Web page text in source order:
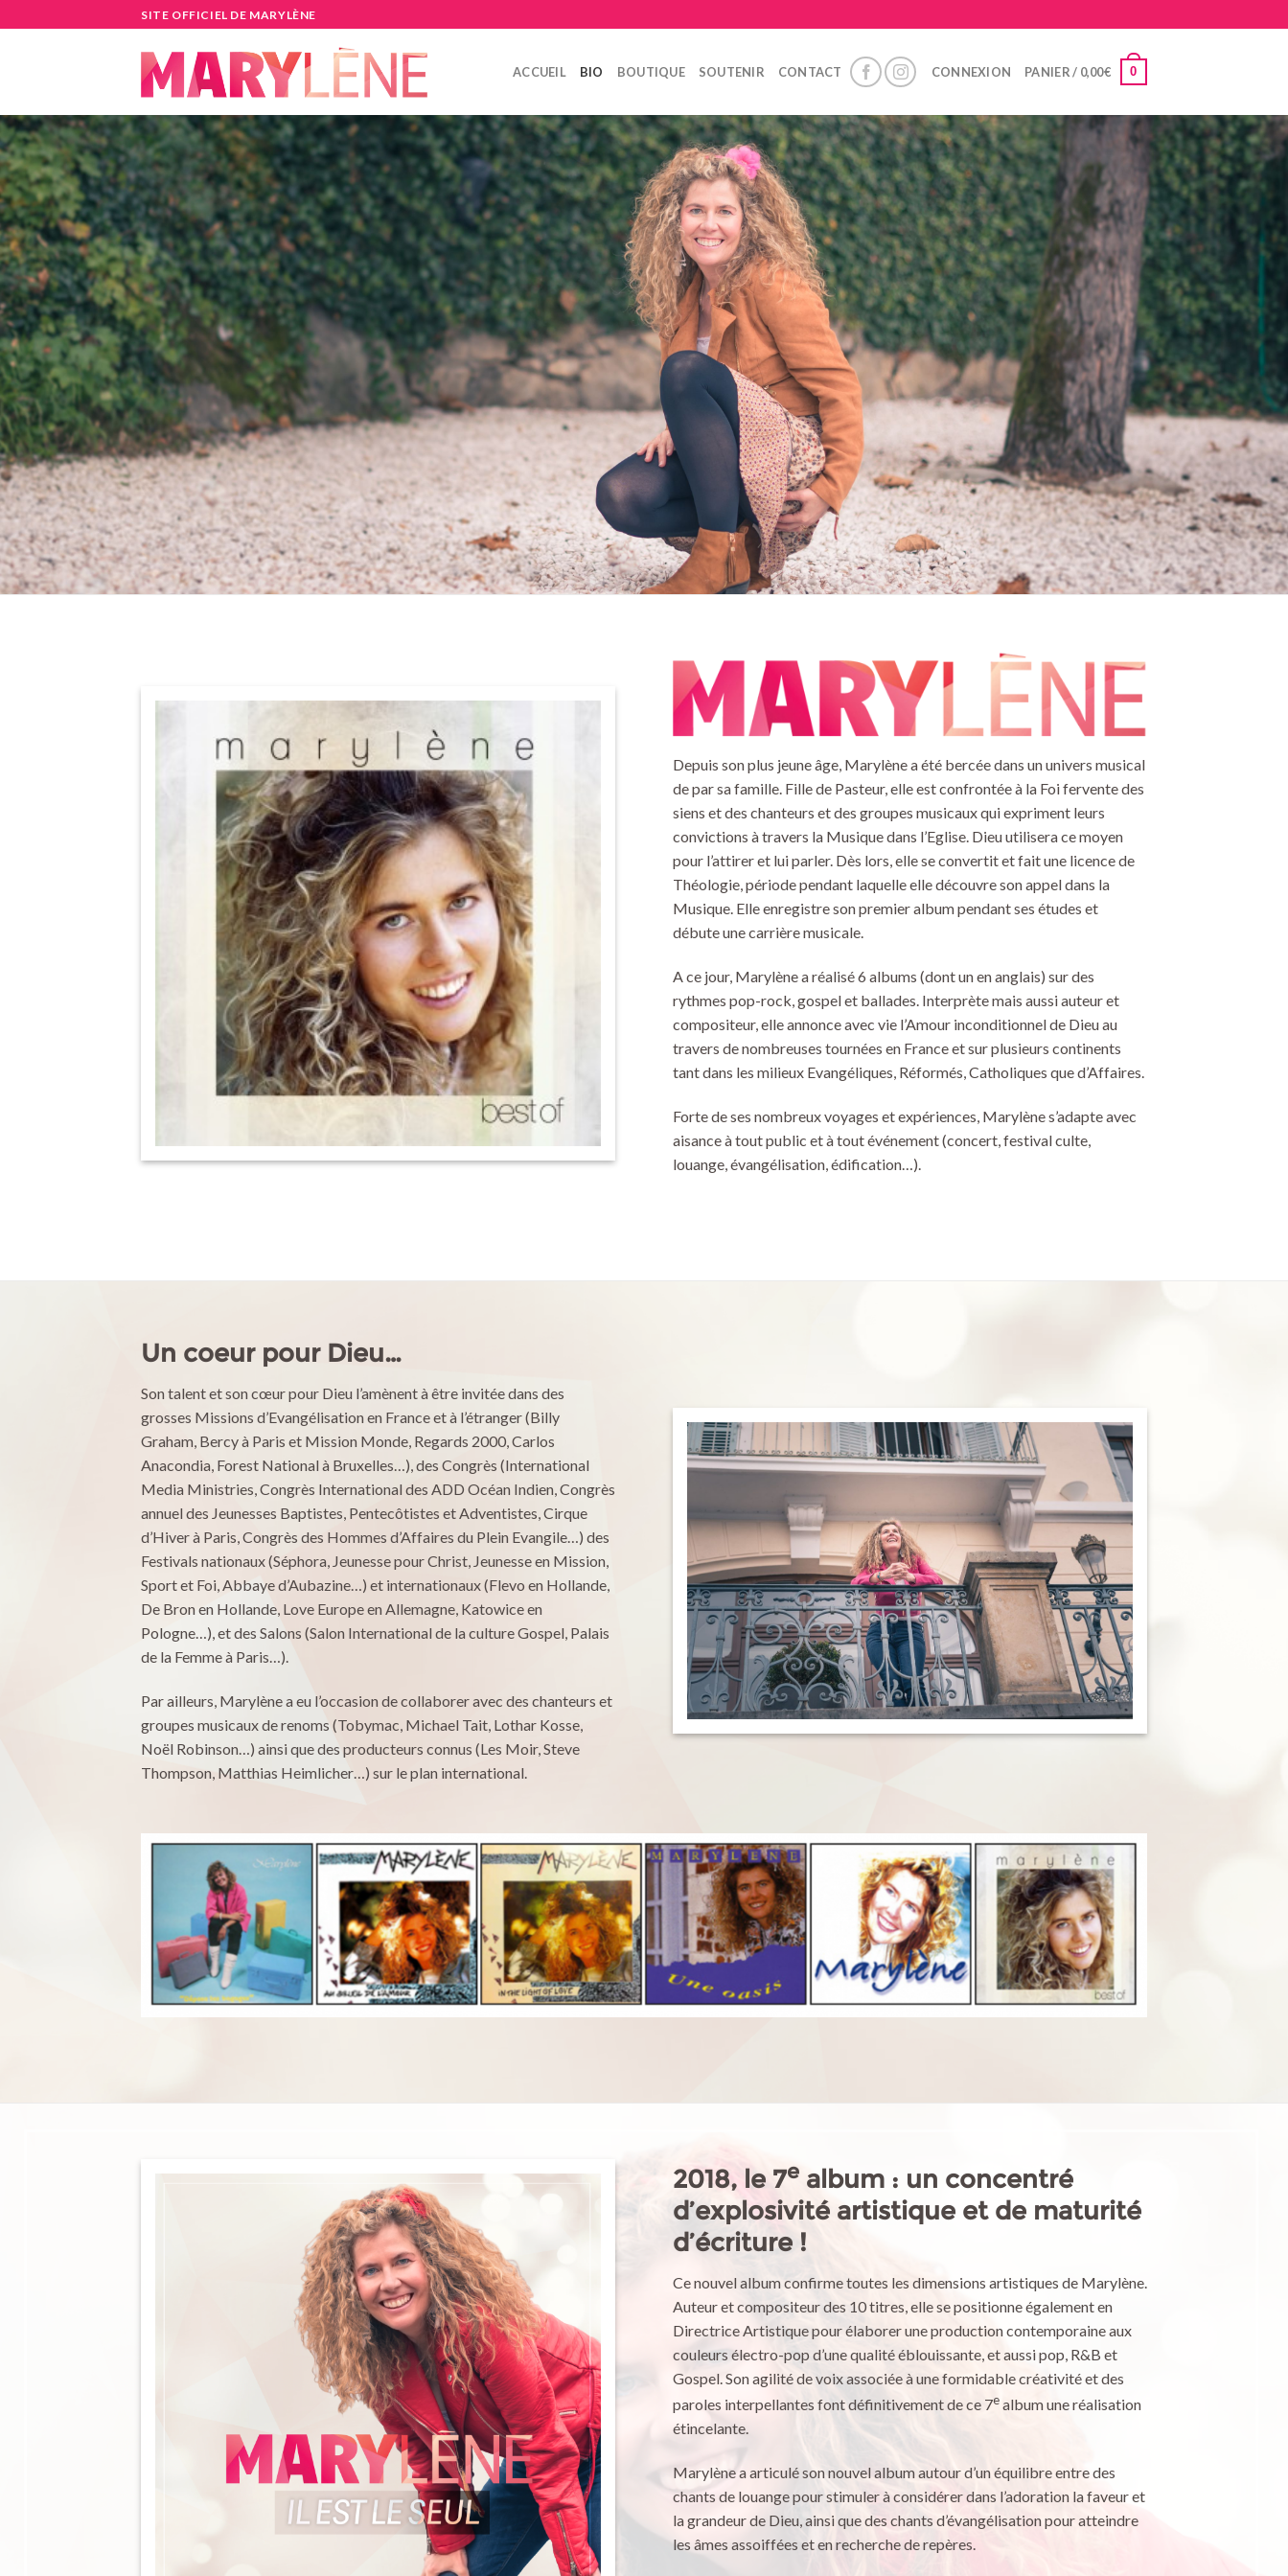
SITE OFFICIEL DE MARYLÈNE
ACCUEIL BIO BOUTIQUE SOUTENIR CONTACT CONNEXION PANIER / 0,00€ 0
Depuis son plus jeune âge, Marylène a été bercée dans un univers musical
de par sa famille. Fille de Pasteur, elle est confrontée à la Foi fervente des
siens et des chanteurs et des groupes musicaux qui expriment leurs
convictions à travers la Musique dans l’Eglise. Dieu utilisera ce moyen
pour l’attirer et lui parler. Dès lors, elle se convertit et fait une licence de
Théologie, période pendant laquelle elle découvre son appel dans la
Musique. Elle enregistre son premier album pendant ses études et
débute une carrière musicale.
A ce jour, Marylène a réalisé 6 albums (dont un en anglais) sur des
rythmes pop-rock, gospel et ballades. Interprète mais aussi auteur et
compositeur, elle annonce avec vie l’Amour inconditionnel de Dieu au
travers de nombreuses tournées en France et sur plusieurs continents
tant dans les milieux Evangéliques, Réformés, Catholiques que d’Affaires.
Forte de ses nombreux voyages et expériences, Marylène s’adapte avec
aisance à tout public et à tout événement (concert, festival culte,
louange, évangélisation, édification…).
Un coeur pour Dieu…
Son talent et son cœur pour Dieu l’amènent à être invitée dans des
grosses Missions d’Evangélisation en France et à l’étranger (Billy
Graham, Bercy à Paris et Mission Monde, Regards 2000, Carlos
Anacondia, Forest National à Bruxelles…), des Congrès (International
Media Ministries, Congrès International des ADD Océan Indien, Congrès
annuel des Jeunesses Baptistes, Pentecôtistes et Adventistes, Cirque
d’Hiver à Paris, Congrès des Hommes d’Affaires du Plein Evangile…) des
Festivals nationaux (Séphora, Jeunesse pour Christ, Jeunesse en Mission,
Sport et Foi, Abbaye d’Aubazine…) et internationaux (Flevo en Hollande,
De Bron en Hollande, Love Europe en Allemagne, Katowice en
Pologne…), et des Salons (Salon International de la culture Gospel, Palais
de la Femme à Paris…).
Par ailleurs, Marylène a eu l’occasion de collaborer avec des chanteurs et
groupes musicaux de renoms (Tobymac, Michael Tait, Lothar Kosse,
Noël Robinson…) ainsi que des producteurs connus (Les Moir, Steve
Thompson, Matthias Heimlicher…) sur le plan international.
2018, le 7e album : un concentré
d’explosivité artistique et de maturité
d’écriture !
Ce nouvel album confirme toutes les dimensions artistiques de Marylène.
Auteur et compositeur des 10 titres, elle se positionne également en
Directrice Artistique pour élaborer une production contemporaine aux
couleurs électro-pop d’une qualité éblouissante, et aussi pop, R&B et
Gospel. Son agilité de voix associée à une formidable créativité et des
paroles interpellantes font définitivement de ce 7ealbum une réalisation
étincelante.
Marylène a articulé son nouvel album autour d’un équilibre entre des
chants de louange pour stimuler à considérer dans l’adoration la faveur et
la grandeur de Dieu, ainsi que des chants d’évangélisation pour atteindre
les âmes assoiffées et en recherche de repères.